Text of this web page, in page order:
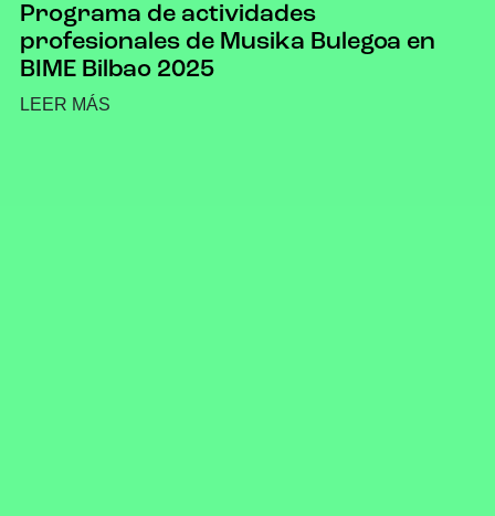
Programa de actividades
profesionales de Musika Bulegoa en
BIME Bilbao 2025
LEER MÁS